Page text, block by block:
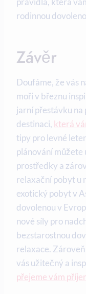
rodinnou
Závěr
Doufáme, že vás
⁣moři⁣ v březnu⁢
⁣jarní přestávku
destinaci,⁤ která
tipy pro levné
plánování
prostředky a
relaxační pobyt ⁢u⁤
exotický pobyt v
dovolenou v
nové síly ​pro
bezstarostnou
‍relaxace.
vás užitečný​ a​
přejeme vám